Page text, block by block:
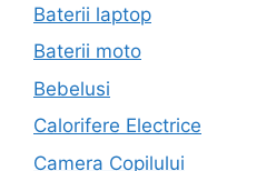
Baterii laptop
Baterii moto
Bebelusi
Calorifere Electrice
Camera Copilului